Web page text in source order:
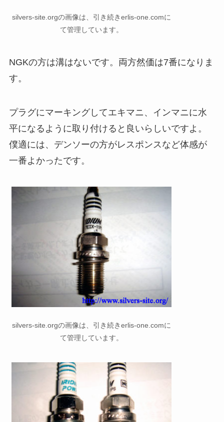
silvers-site.orgの画像は、引き続きerlis-one.comに
て管理しています。
NGKの方は溝はないです。両方然価は7番になりま
す。
プラグにマーキングしてエキマニ、インマニに水
平になるように取り付けると良いらしいですよ。
僕適には、デンソーの方がレスポンスなど体感が
一番よかったです。
silvers-site.orgの画像は、引き続きerlis-one.comに
て管理しています。